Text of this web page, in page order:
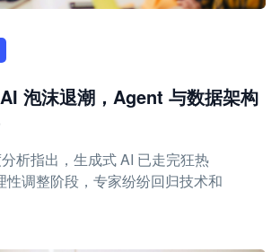
泡沫退潮，Agent 与数据架构
析指出，生成式 AI 已走完狂热
性调整阶段，专家纷纷回归技术和